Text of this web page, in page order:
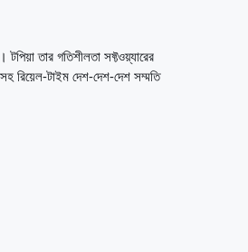
তার গতিশীলতা সফ্টওয়্যারের
টাইম দেশ-দেশ-দেশ সম্মতি